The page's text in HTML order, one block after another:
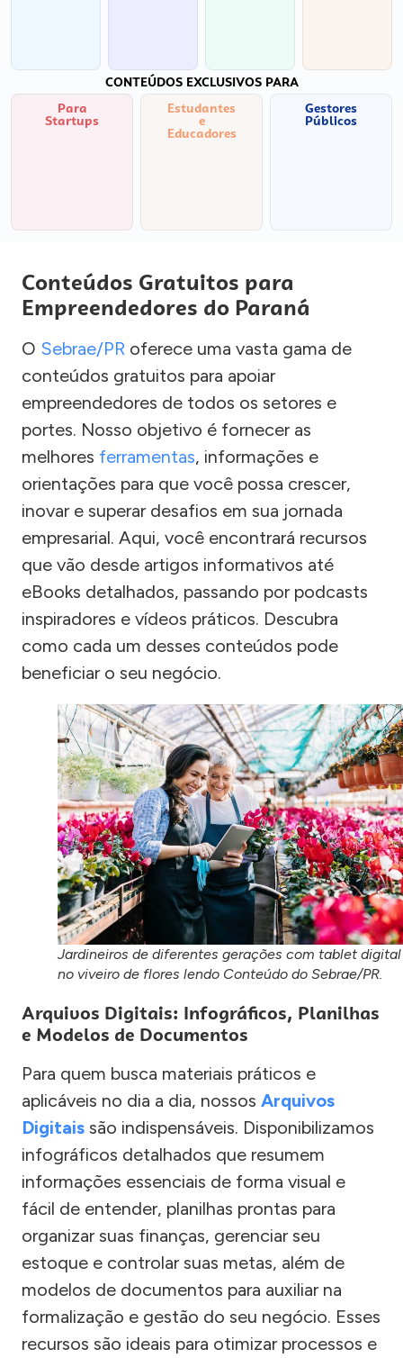
CONTEÚDOS EXCLUSIVOS PARA
Para
Startups
Estudantes
e
Educadores
Gestores
Públicos
Conteúdos Gratuitos para
Empreendedores do Paraná
O Sebrae/PR oferece uma vasta gama de
conteúdos gratuitos para apoiar
empreendedores de todos os setores e
portes. Nosso objetivo é fornecer as
melhores ferramentas, informações e
orientações para que você possa crescer,
inovar e superar desafios em sua jornada
empresarial. Aqui, você encontrará recursos
que vão desde artigos informativos até
eBooks detalhados, passando por podcasts
inspiradores e vídeos práticos. Descubra
como cada um desses conteúdos pode
beneficiar o seu negócio.
Jardineiros de diferentes gerações com tablet digital
no viveiro de flores lendo Conteúdo do Sebrae/PR.
Arquivos Digitais: Infográficos, Planilhas
e Modelos de Documentos
Para quem busca materiais práticos e
aplicáveis no dia a dia, nossos Arquivos
Digitais são indispensáveis. Disponibilizamos
infográficos detalhados que resumem
informações essenciais de forma visual e
fácil de entender, planilhas prontas para
organizar suas finanças, gerenciar seu
estoque e controlar suas metas, além de
modelos de documentos para auxiliar na
formalização e gestão do seu negócio. Esses
recursos são ideais para otimizar processos e